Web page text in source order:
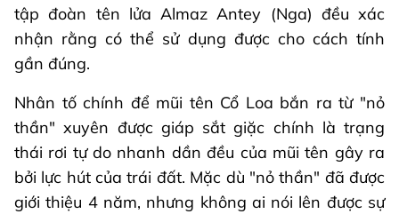
tập đoàn tên lửa Almaz Antey (Nga) đều xác
nhận rằng có thể sử dụng được cho cách tính
gần đúng.
Nhân tố chính để mũi tên Cổ Loa bắn ra từ "nỏ
thần" xuyên được giáp sắt giặc chính là trạng
thái rơi tự do nhanh dần đều của mũi tên gây ra
bởi lực hút của trái đất. Mặc dù "nỏ thần" đã được
giới thiệu 4 năm, nhưng không ai nói lên được sự